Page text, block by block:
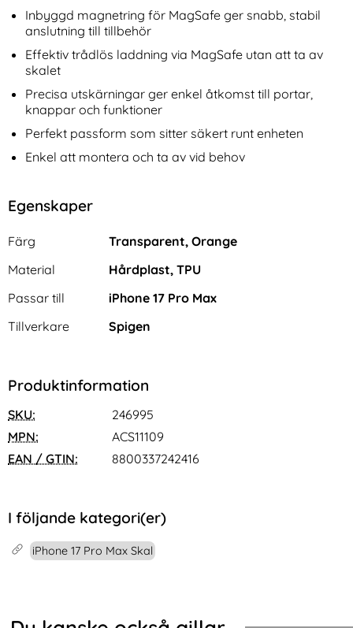
Inbyggd magnetring för MagSafe ger snabb, stabil
anslutning till tillbehör
Effektiv trådlös laddning via MagSafe utan att ta av
skalet
Precisa utskärningar ger enkel åtkomst till portar,
knappar och funktioner
Perfekt passform som sitter säkert runt enheten
Enkel att montera och ta av vid behov
Egenskaper
Egenskaper/attribut för denna produkt
Attribut
Färg
Transparent, Orange
Material
Hårdplast, TPU
Passar till
iPhone 17 Pro Max
Tillverkare
Spigen
Produktinformation
SKU:
246995
MPN:
ACS11109
EAN / GTIN:
8800337242416
I följande kategori(er)
iPhone 17 Pro Max Skal